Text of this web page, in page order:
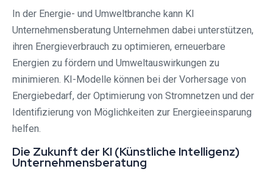
In der Energie- und Umweltbranche kann KI
Unternehmensberatung Unternehmen dabei unterstützen,
ihren Energieverbrauch zu optimieren, erneuerbare
Energien zu fördern und Umweltauswirkungen zu
minimieren. KI-Modelle können bei der Vorhersage von
Energiebedarf, der Optimierung von Stromnetzen und der
Identifizierung von Möglichkeiten zur Energieeinsparung
helfen.
Die Zukunft der KI (Künstliche Intelligenz)
Unternehmensberatung